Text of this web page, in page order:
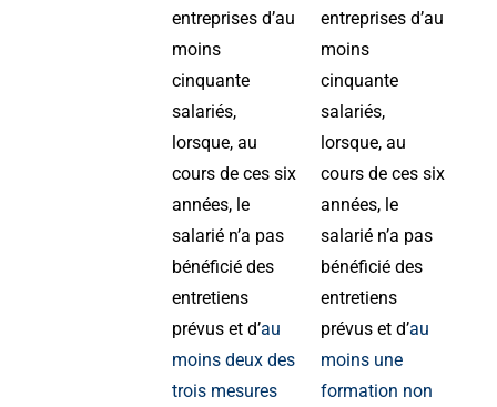
entreprises d’au
moins
cinquante
salariés,
lorsque, au
cours de ces six
années, le
salarié n’a pas
bénéficié des
entretiens
prévus et d’au
moins deux des
trois mesures
entreprises d’au
moins
cinquante
salariés,
lorsque, au
cours de ces six
années, le
salarié n’a pas
bénéficié des
entretiens
prévus et d’au
moins une
formation non